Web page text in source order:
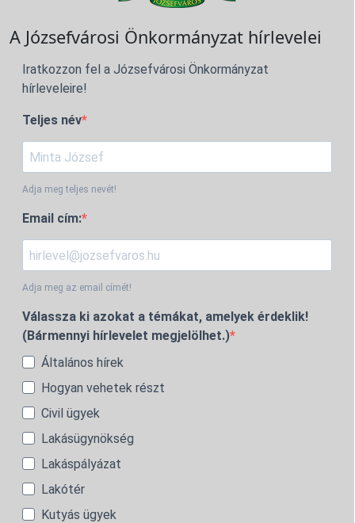
A Józsefvárosi Önkormányzat hírlevelei
Iratkozzon fel a Józsefvárosi Önkormányzat
hírleveleire!
Teljes név
Adja meg teljes nevét!
Email cím:
Adja meg az email címét!
Válassza ki azokat a témákat, amelyek érdeklik!
(Bármennyi hírlevelet megjelölhet.)
Általános hírek
Hogyan vehetek részt
Civil ügyek
Lakásügynökség
Lakáspályázat
Lakótér
Kutyás ügyek